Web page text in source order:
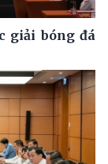
giải bóng đá